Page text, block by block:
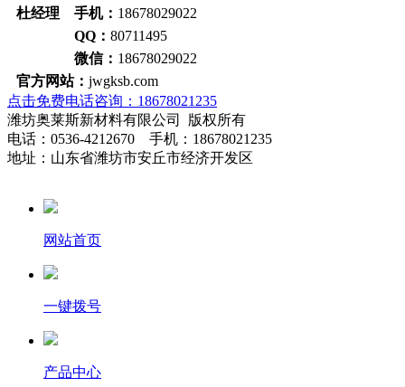
杜经理 手机： 18678029022
QQ： 80711495
微信： 18678029022
官方网站： jwgksb.com
点击免费电话咨询：18678021235
潍坊奥莱斯新材料有限公司 版权所有
电话：0536-4212670 手机：18678021235
地址：山东省潍坊市安丘市经济开发区
网站首页
一键拨号
产品中心